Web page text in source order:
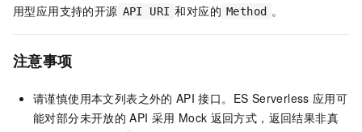
用型应用支持的开源 API URI 和对应的 Method 。
注意事项
请谨慎使用本文列表之外的 API 接口。ES Serverless 应用可
能对部分未开放的 API 采用 Mock 返回方式，返回结果非真